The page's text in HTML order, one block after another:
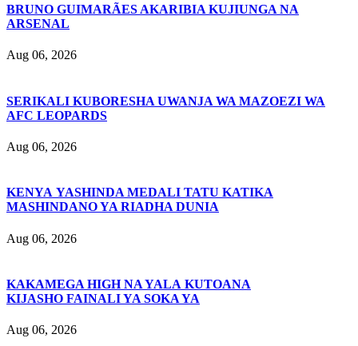
BRUNO GUIMARÃES AKARIBIA KUJIUNGA NA
ARSENAL
Aug 06, 2026
SERIKALI KUBORESHA UWANJA WA MAZOEZI WA
AFC LEOPARDS
Aug 06, 2026
KENYA YASHINDA MEDALI TATU KATIKA
MASHINDANO YA RIADHA DUNIA
Aug 06, 2026
KAKAMEGA HIGH NA YALA KUTOANA
KIJASHO FAINALI YA SOKA YA
Aug 06, 2026